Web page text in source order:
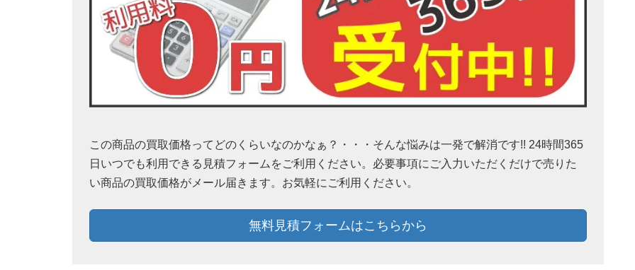
この商品の買取価格ってどのくらいなのかなぁ？・・・そんな悩みは一発で解消です!! 24時間365
日いつでも利用できる見積フォームをご利用ください。必要事項にご入力いただくだけで売りた
い商品の買取価格がメール届きます。お気軽にご利用ください。
無料見積フォームはこちらから